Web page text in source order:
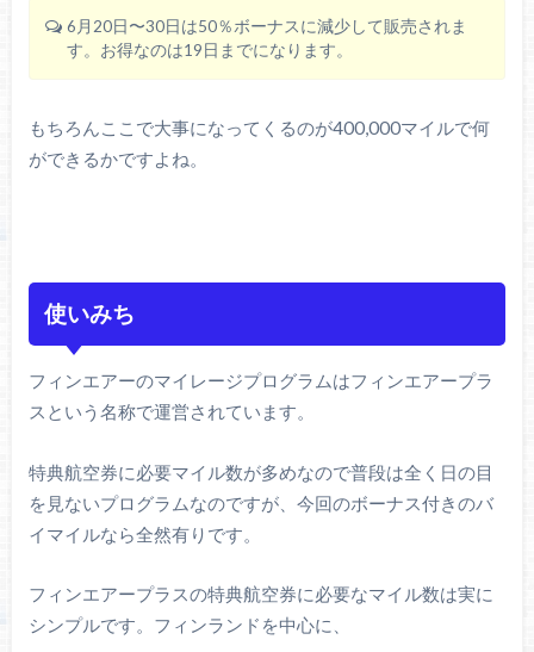
6月20日〜30日は50％ボーナスに減少して販売されま
す。お得なのは19日までになります。
もちろんここで大事になってくるのが400,000マイルで何
ができるかですよね。
使いみち
フィンエアーのマイレージプログラムはフィンエアープラ
スという名称で運営されています。
特典航空券に必要マイル数が多めなので普段は全く日の目
を見ないプログラムなのですが、今回のボーナス付きのバ
イマイルなら全然有りです。
フィンエアープラスの特典航空券に必要なマイル数は実に
シンプルです。フィンランドを中心に、